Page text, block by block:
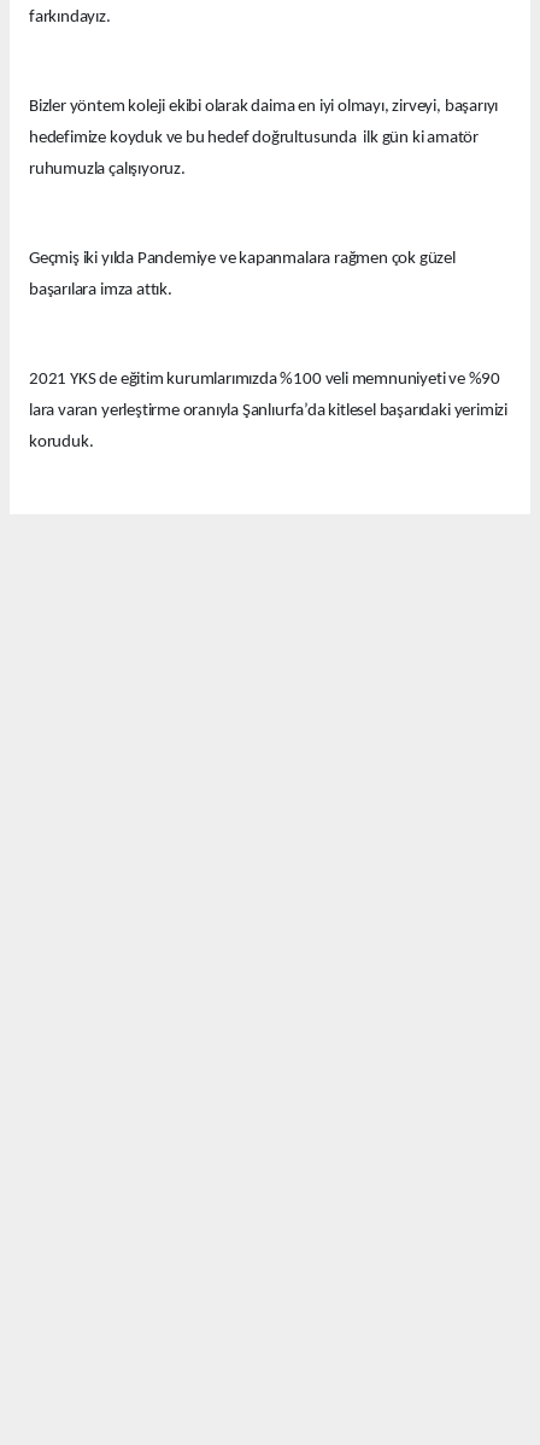
farkındayız.
Bizler yöntem koleji ekibi olarak daima en iyi olmayı, zirveyi, başarıyı
hedefimize koyduk ve bu hedef doğrultusunda ilk gün ki amatör
ruhumuzla çalışıyoruz.
Geçmiş iki yılda Pandemiye ve kapanmalara rağmen çok güzel
başarılara imza attık.
2021 YKS de eğitim kurumlarımızda %100 veli memnuniyeti ve %90
lara varan yerleştirme oranıyla Şanlıurfa’da kitlesel başarıdaki yerimizi
koruduk.